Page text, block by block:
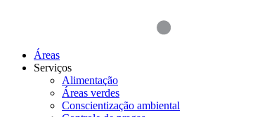
Áreas
Serviços
Alimentação
Áreas verdes
Conscientização ambiental